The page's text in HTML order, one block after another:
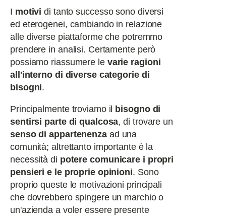
I motivi di tanto successo sono diversi
ed eterogenei, cambiando in relazione
alle diverse piattaforme che potremmo
prendere in analisi. Certamente però
possiamo riassumere le varie ragioni
all'interno di diverse categorie di
bisogni.
Principalmente troviamo il bisogno di
sentirsi parte di qualcosa, di trovare un
senso di appartenenzaad una
comunità; altrettanto importante è la
necessità di potere comunicare i propri
pensieri e le proprie opinioni. Sono
proprio queste le motivazioni principali
che dovrebbero spingere un marchio o
un'azienda a voler essere presente